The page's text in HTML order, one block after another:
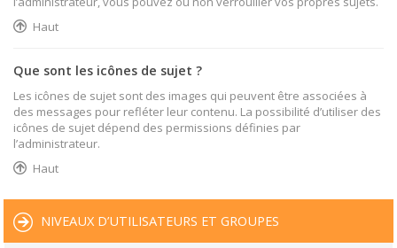
Haut
Que sont les icônes de sujet ?
Les icônes de sujet sont des images qui peuvent être associées à
des messages pour refléter leur contenu. La possibilité d’utiliser des
icônes de sujet dépend des permissions définies par
l’administrateur.
Haut
NIVEAUX D’UTILISATEURS ET GROUPES